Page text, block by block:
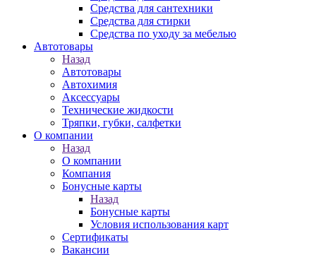
Средства для сантехники
Средства для стирки
Средства по уходу за мебелью
Автотовары
Назад
Автотовары
Автохимия
Аксессуары
Технические жидкости
Тряпки, губки, салфетки
О компании
Назад
О компании
Компания
Бонусные карты
Назад
Бонусные карты
Условия использования карт
Сертификаты
Вакансии